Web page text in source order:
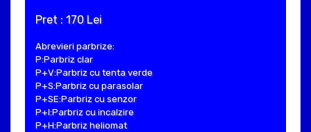
Pret : 170 Lei
Abrevieri parbrize:
P:Parbriz clar
P+V:Parbriz cu tenta verde
P+S:Parbriz cu parasolar
P+SE:Parbriz cu senzor
P+I:Parbriz cu incalzire
P+H:Parbriz heliomat